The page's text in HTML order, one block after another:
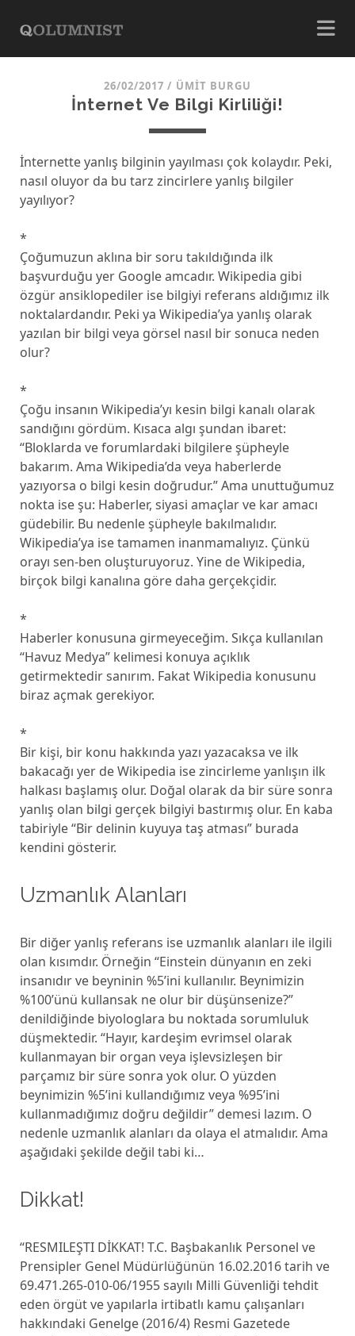
26/02/2017 / ÜMIT BURGU
İnternet Ve Bilgi Kirliliği!
İnternette yanlış bilginin yayılması çok kolaydır. Peki,
nasıl oluyor da bu tarz zincirlere yanlış bilgiler
yayılıyor?
*
Çoğumuzun aklına bir soru takıldığında ilk
başvurduğu yer Google amcadır. Wikipedia gibi
özgür ansiklopediler ise bilgiyi referans aldığımız ilk
noktalardandır. Peki ya Wikipedia’ya yanlış olarak
yazılan bir bilgi veya görsel nasıl bir sonuca neden
olur?
*
Çoğu insanın Wikipedia’yı kesin bilgi kanalı olarak
sandığını gördüm. Kısaca algı şundan ibaret:
“Bloklarda ve forumlardaki bilgilere şüpheyle
bakarım. Ama Wikipedia’da veya haberlerde
yazıyorsa o bilgi kesin doğrudur.” Ama unuttuğumuz
nokta ise şu: Haberler, siyasi amaçlar ve kar amacı
güdebilir. Bu nedenle şüpheyle bakılmalıdır.
Wikipedia’ya ise tamamen inanmamalıyız. Çünkü
orayı sen-ben oluşturuyoruz. Yine de Wikipedia,
birçok bilgi kanalına göre daha gerçekçidir.
*
Haberler konusuna girmeyeceğim. Sıkça kullanılan
“Havuz Medya” kelimesi konuya açıklık
getirmektedir sanırım. Fakat Wikipedia konusunu
biraz açmak gerekiyor.
*
Bir kişi, bir konu hakkında yazı yazacaksa ve ilk
bakacağı yer de Wikipedia ise zincirleme yanlışın ilk
halkası başlamış olur. Doğal olarak da bir süre sonra
yanlış olan bilgi gerçek bilgiyi bastırmış olur. En kaba
tabiriyle “Bir delinin kuyuya taş atması” burada
kendini gösterir.
Uzmanlık Alanları
Bir diğer yanlış referans ise uzmanlık alanları ile ilgili
olan kısımdır. Örneğin “Einstein dünyanın en zeki
insanıdır ve beyninin %5’ini kullanılır. Beynimizin
%100’ünü kullansak ne olur bir düşünsenize?”
denildiğinde biyologlara bu noktada sorumluluk
düşmektedir. “Hayır, kardeşim evrimsel olarak
kullanmayan bir organ veya işlevsizleşen bir
parçamız bir süre sonra yok olur. O yüzden
beynimizin %5’ini kullandığımız veya %95’ini
kullanmadığımız doğru değildir” demesi lazım. O
nedenle uzmanlık alanları da olaya el atmalıdır. Ama
aşağıdaki şekilde değil tabi ki…
Dikkat!
“RESMILEŞTI DİKKAT! T.C. Başbakanlık Personel ve
Prensipler Genel Müdürlüğünün 16.02.2016 tarih ve
69.471.265-010-06/1955 sayılı Milli Güvenliği tehdit
eden örgüt ve yapılarla irtibatlı kamu çalışanları
hakkındaki Genelge (2016/4) Resmi Gazetede